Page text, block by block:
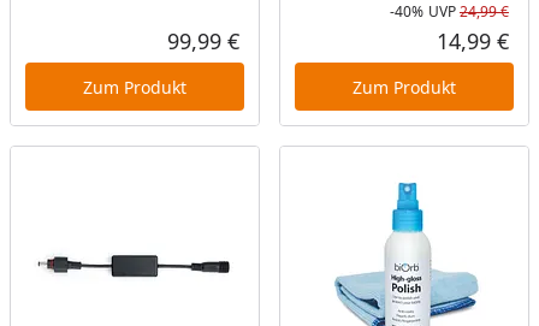
Aktueller Preis
99,99 €
Zum Produkt
-40% UVP24,99 €
14,99 €
Zum Produkt